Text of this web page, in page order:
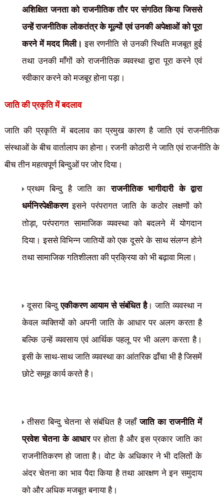
अशिक्षित जनता को राजनीतिक तौर पर संगठित किया जिससे
उन्हें राजनीतिक लोकतंत्र के मूल्यों एवं उनकी अपेक्षाओं को पूरा
करने में मदद मिली। इस रणनीति से उनकी स्थिति मजबूत हुई
तथा उनकी माँगों को राजनीतिक व्यवस्था द्वारा पूरा करने एवं
स्वीकार करने को मजबूर होना पड़ा।
जाति की प्रकृति में बदलाव
जाति की प्रकृति में बदलाव का प्रमुख कारण है जाति एवं राजनीतिक
संस्थाओं के बीच वार्तालाप का होना। रजनी कोठारी ने जाति एवं राजनीति के
बीच तीन महत्वपूर्ण बिन्दुओं पर जोर दिया।
प्रथम बिन्दु है जाति काराजनीतिक भागीदारी के द्वारा
धर्मनिरपेक्षीकरणइसने परंपरागत जाति के कठोर लक्षणों को
तोड़ा,परंपरागत सामाजिक व्यवस्था को बदलने में योगदान
दिया। इससे विभिन्न जातियों को एक दूसरे के साथ संलग्न होने
तथा सामाजिक गतिशीलता की प्रक्रिया को भी बढ़ावा मिला।
दूसरा बिन्दुएकीकरण आयाम से संबंधित है। जाति व्यवस्था न
केवल व्यक्तियों को अपनी जाति के आधार पर अलग करता है
बल्कि उन्हें व्यवसाय एवं आर्थिक पहलू पर भी अलग करता है।
इसी के साथ-साथ जाति व्यवस्था का आंतरिक ढाँचा भी है जिसमें
छोटे समूह कार्य करते है।
तीसरा बिन्दु चेतना से संबंधित है जहाँजाति का राजनीति में
प्रवेश चेतना के आधारपर होता है और इस प्रकार जाति का
राजनीतिकरण हो जाता है। वोट के अधिकार ने भी दलितों के
अंदर चेतना का भाव पैदा किया है तथा आरक्षण ने इन समुदाय
को और अधिक मजबूत बनाया है।